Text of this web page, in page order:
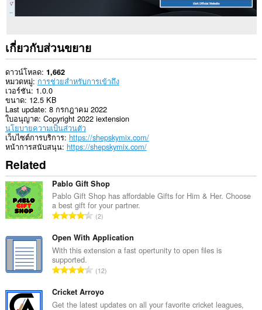
เกี่ยวกับส่วนขยาย
ดาวน์โหลด 1,662
หมวดหมู่ การช่วยสำหรับการเข้าถึง
เวอร์ชัน 1.0.0
ขนาด 12.5 KB
Last update 8 กรกฎาคม 2022
ใบอนุญาต Copyright 2022 iextension
นโยบายความเป็นส่วนตัว
เว็บไซต์การบริการ https://shepskymix.com/
หน้าการสนับสนุน https://shepskymix.com/
Related
Pablo Gift Shop
Pablo Gift Shop has affordable Gifts for Him & Her. Choose
a best gift for your partner.
จำ
ว
น
ะ
น
2
Open With Application
With this extension a fast opertunity to open files is
supported.
จำ
ว
น
12
Cricket Arroyo
Get the latest updates on all your favorite cricket leagues,